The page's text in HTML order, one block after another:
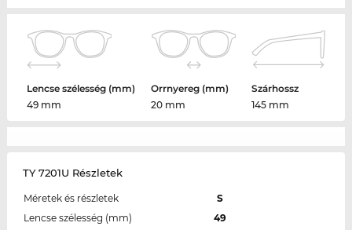
Lencse szélesség (mm)
49 mm
Orrnyereg (mm)
20 mm
Szárhossz
145 mm
TY 7201U Részletek
Méretek és részletek
S
Lencse szélesség (mm)
49